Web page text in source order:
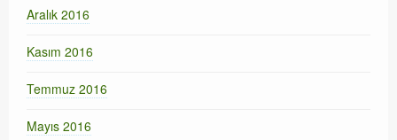
Aralık 2016
Kasım 2016
Temmuz 2016
Mayıs 2016